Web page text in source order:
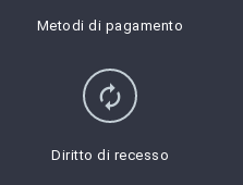
Metodi di pagamento
autorenew
Diritto di recesso